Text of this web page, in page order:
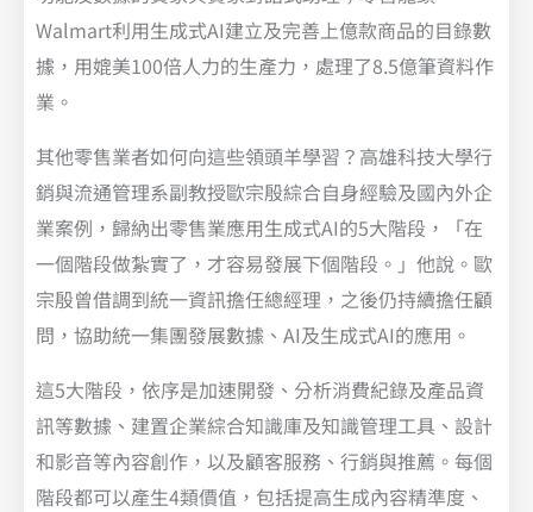
Walmart利用生成式AI建立及完善上億款商品的目錄數
據，用媲美100倍人力的生產力，處理了8.5億筆資料作
業。
其他零售業者如何向這些領頭羊學習？高雄科技大學行
銷與流通管理系副教授歐宗殷綜合自身經驗及國內外企
業案例，歸納出零售業應用生成式AI的5大階段，「在
一個階段做紮實了，才容易發展下個階段。」他說。歐
宗殷曾借調到統一資訊擔任總經理，之後仍持續擔任顧
問，協助統一集團發展數據、AI及生成式AI的應用。
這5大階段，依序是加速開發、分析消費紀錄及產品資
訊等數據、建置企業綜合知識庫及知識管理工具、設計
和影音等內容創作，以及顧客服務、行銷與推薦。每個
階段都可以產生4類價值，包括提高生成內容精準度、